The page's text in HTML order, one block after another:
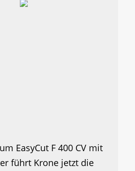
EasyCut F 400 CV mit
führt Krone jetzt die